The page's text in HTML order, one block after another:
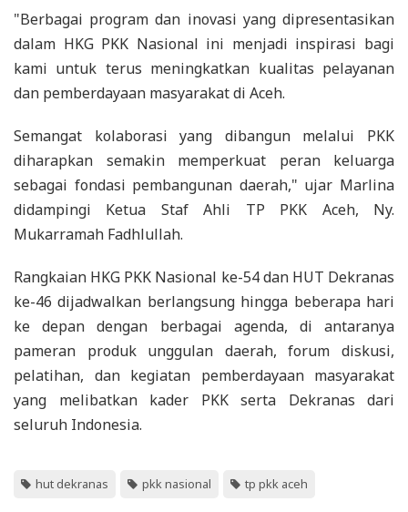
"Berbagai program dan inovasi yang dipresentasikan
dalam HKG PKK Nasional ini menjadi inspirasi bagi
kami untuk terus meningkatkan kualitas pelayanan
dan pemberdayaan masyarakat di Aceh.
Semangat kolaborasi yang dibangun melalui PKK
diharapkan semakin memperkuat peran keluarga
sebagai fondasi pembangunan daerah," ujar Marlina
didampingi Ketua Staf Ahli TP PKK Aceh, Ny.
Mukarramah Fadhlullah.
Rangkaian HKG PKK Nasional ke-54 dan HUT Dekranas
ke-46 dijadwalkan berlangsung hingga beberapa hari
ke depan dengan berbagai agenda, di antaranya
pameran produk unggulan daerah, forum diskusi,
pelatihan, dan kegiatan pemberdayaan masyarakat
yang melibatkan kader PKK serta Dekranas dari
seluruh Indonesia.
hut dekranas pkk nasional tp pkk aceh